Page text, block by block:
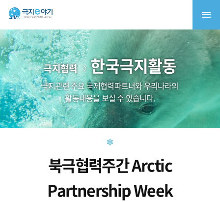
극지협력 한국극지활동
극지관련 주요 국제협력파트너와 우리나라의
활동내용을 보실 수 있습니다.
북극협력주간 Arctic
Partnership Week